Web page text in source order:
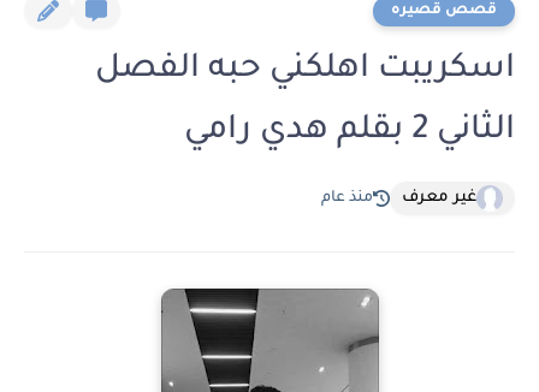
قصص قصيره
اسكريبت اهلكني حبه الفصل
الثاني 2 بقلم هدي رامي
غير معرف منذ عام